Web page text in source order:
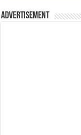
Advertisement